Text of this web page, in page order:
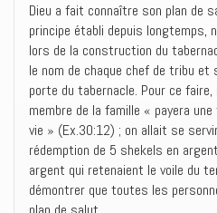
Dieu a fait connaître son plan de
principe établi depuis longtemps,
lors de la construction du
le nom de chaque chef de tribu
porte du tabernacle. Pour ce faire,
membre de la famille « payera
vie » (Ex.30:12) ; on allait se
rédemption de 5 shekels en
argent qui retenaient le voile du
démontrer que toutes les